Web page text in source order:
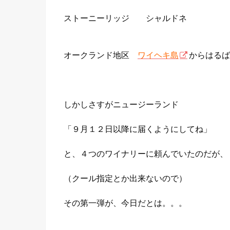
ストーニーリッジ シャルドネ
オークランド地区 ワイヘキ島 からはる
しかしさすがニュージーランド
「９月１２日以降に届くようにしてね」
と、４つのワイナリーに頼んでいたのだが、
（クール指定とか出来ないので）
その第一弾が、今日だとは。。。